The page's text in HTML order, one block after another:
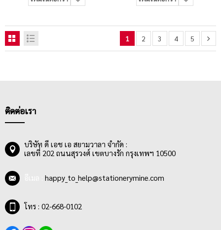
1 2 3 4 5
ติดต่อเรา
บริษัท ดี เอช เอ สยามวาลา จำกัด :
เลขที่ 202 ถนนสุรวงศ์ เขตบางรัก กรุงเทพฯ 10500
happy_to_help@stationerymine.com
โทร : 02-668-0102